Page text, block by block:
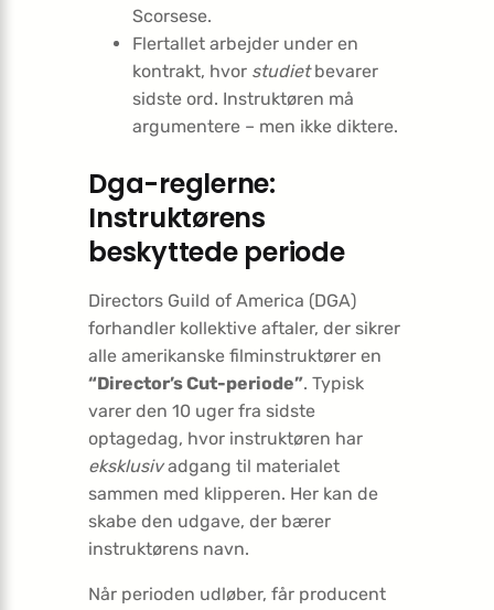
Scorsese.
Flertallet arbejder under en
kontrakt, hvor studietbevarer
sidste ord. Instruktøren må
argumentere – men ikke diktere.
Dga-reglerne:
Instruktørens
beskyttede periode
Directors Guild of America (DGA)
forhandler kollektive aftaler, der sikrer
alle amerikanske filminstruktører en
“Director’s Cut-periode”. Typisk
varer den 10 uger fra sidste
optagedag, hvor instruktøren har
eksklusivadgang til materialet
sammen med klipperen. Her kan de
skabe den udgave, der bærer
instruktørens navn.
Når perioden udløber, får producent